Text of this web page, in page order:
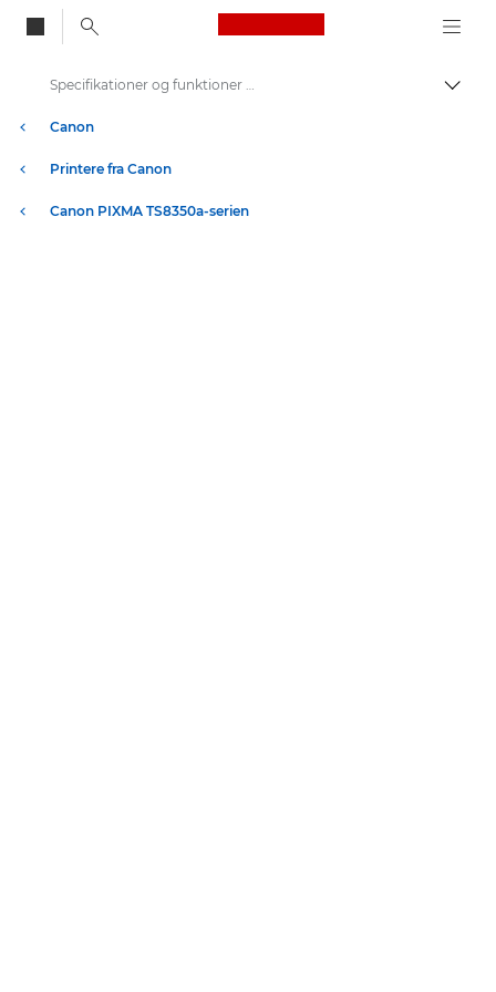
Canon Logo, back
Skift
Canon
Printere fra Canon
Canon PIXMA TS8350a-serien
Specifikationer og funktioner – PIXMA TS8350a-serien